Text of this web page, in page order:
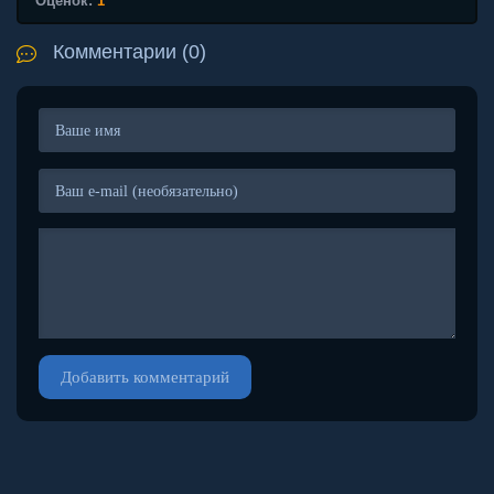
Комментарии (0)
Добавить комментарий